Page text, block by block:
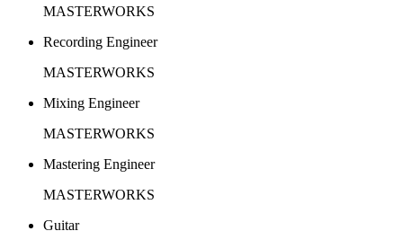
MASTERWORKS
Recording Engineer
MASTERWORKS
Mixing Engineer
MASTERWORKS
Mastering Engineer
MASTERWORKS
Guitar